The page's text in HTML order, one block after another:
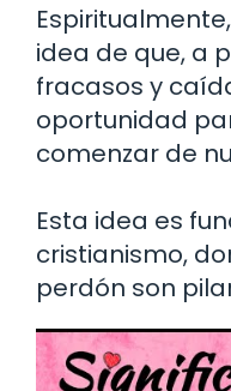
idea de que, a
fracasos y
oportunidad
comenzar de
Esta idea es
cristianismo,
perdón son